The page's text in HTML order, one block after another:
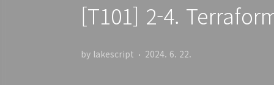
[T101] 2-4.
by lakescript 2024. 6. 22.